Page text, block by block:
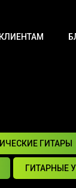
ГИТАРЫ
ГИТАРНЫЕ